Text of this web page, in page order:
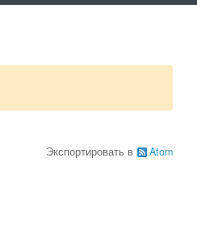
Экспортировать в Atom